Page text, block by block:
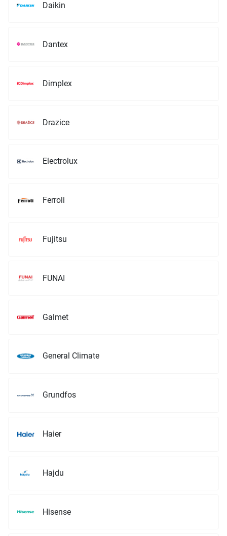
Daikin
Dantex
Dimplex
Drazice
Electrolux
Ferroli
Fujitsu
FUNAI
Galmet
General Climate
Grundfos
Haier
Hajdu
Hisense